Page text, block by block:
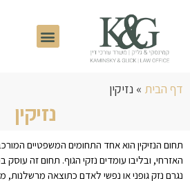
דף הבית » נזיקין
נזיקין
תחום הנזיקין הוא אחד התחומים המשפטיים
האזרחי, ובליבו עומדים נזקי הגוף. תחום זה עוסק
נגרם נזק גופני או נפשי לאדם כתוצאה